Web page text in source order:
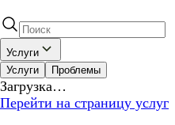
Услуги
Услуги
Проблемы
Загрузка…
Перейти на страницу услуг